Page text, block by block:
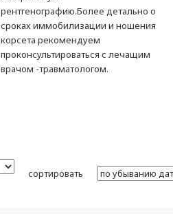
рентгенографию.Более детально о
сроках иммобилизации и ношения
корсета рекомендуем
проконсультироваться с лечащим
врачом -травматологом.
сортировать